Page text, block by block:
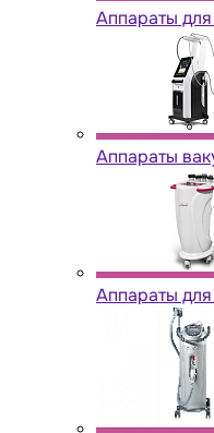
Аппараты
Аппараты
Аппараты